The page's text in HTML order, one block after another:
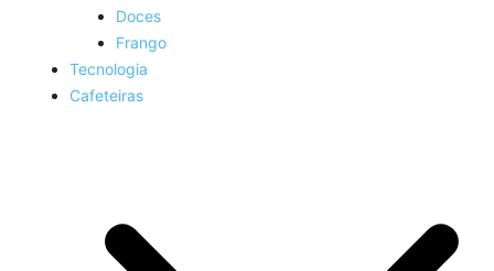
Doces
Frango
Tecnologia
Cafeteiras